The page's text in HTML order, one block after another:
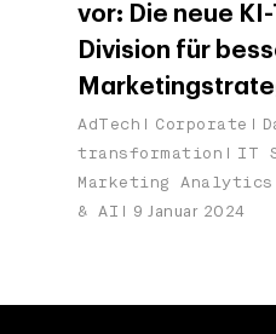
vor: Die neue
Division für
AdTech Corporate
transformation
IT
Marketing Analytics
& AI
9 Januar 2024